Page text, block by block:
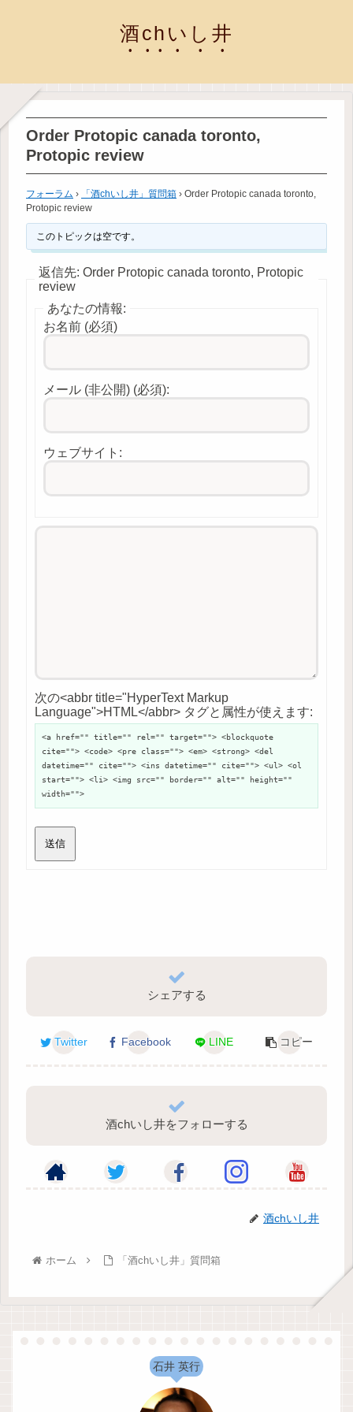
酒chいし井
Order Protopic canada toronto,
Protopic review
フォーラム › 「酒chいし井」質問箱 › Order Protopic canada toronto,
Protopic review
このトピックは空です。
返信先: Order Protopic canada toronto, Protopic
review
あなたの情報:
お名前 (必須)
メール (非公開) (必須):
ウェブサイト:
次の<abbr title="HyperText Markup
Language">HTML</abbr> タグと属性が使えます:
<a href="" title="" rel="" target=""> <blockquote
cite=""> <code> <pre class=""> <em> <strong> <del
datetime="" cite=""> <ins datetime="" cite=""> <ul> <ol
start=""> <li> <img src="" border="" alt="" height=""
width="">
送信
シェアする
Twitter Facebook LINE コピー
酒chいし井をフォローする
酒chいし井
ホーム 「酒chいし井」質問箱
石井 英行